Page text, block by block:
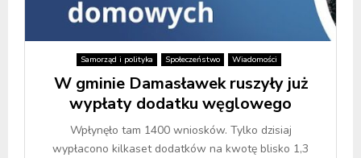
Samorząd i polityka Społeczeństwo Wiadomości
W gminie Damasławek ruszyły już
wypłaty dodatku węglowego
Wpłynęło tam 1400 wniosków. Tylko dzisiaj
wypłacono kilkaset dodatków na kwotę blisko 1,3